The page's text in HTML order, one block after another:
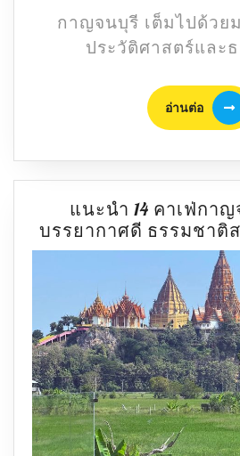
กาญจนบุรี เต็มไปด้วย
ประวัติศาสตร์และ
อ่านต่อ
แนะนำ 14 คาเฟ่กา
บรรยากาศดี ธรรมชาติ